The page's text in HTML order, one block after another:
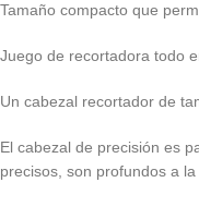
Tamaño compacto que
Juego de recortadora todo
Un cabezal recortador de
El cabezal de precisión es
precisos, son profundos a